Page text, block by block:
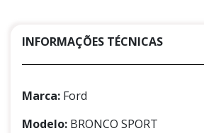
INFORMAÇÕES TÉCNICAS
Marca: Ford
Modelo: BRONCO SPORT